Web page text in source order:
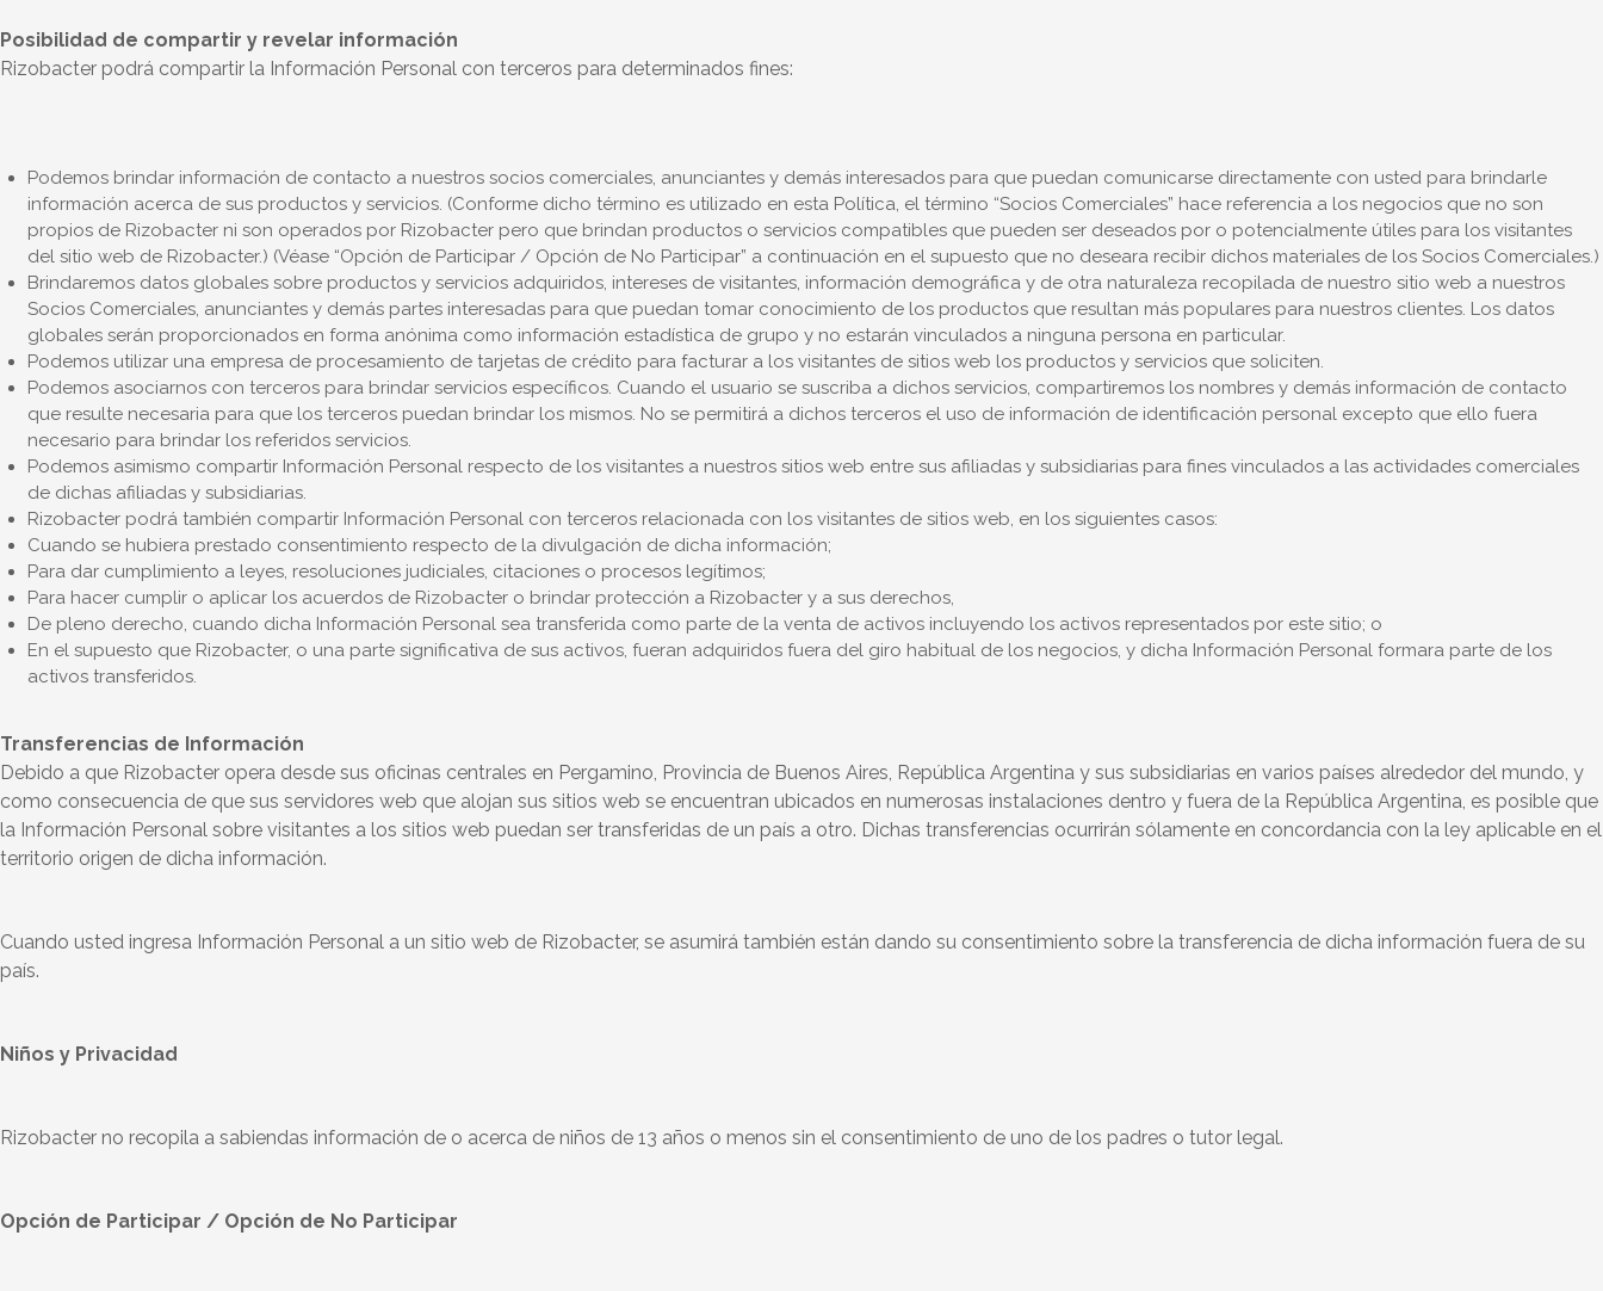
Posibilidad de compartir y revelar información
Rizobacter podrá compartir la Información Personal con terceros para determinados fines:
Podemos brindar información de contacto a nuestros socios comerciales, anunciantes y demás interesados para que puedan comunicarse directamente con usted para brindarle
información acerca de sus productos y servicios. (Conforme dicho término es utilizado en esta Política, el término “Socios Comerciales” hace referencia a los negocios que no son
propios de Rizobacter ni son operados por Rizobacter pero que brindan productos o servicios compatibles que pueden ser deseados por o potencialmente útiles para los visitantes
del sitio web de Rizobacter.) (Véase “Opción de Participar / Opción de No Participar” a continuación en el supuesto que no deseara recibir dichos materiales de los Socios Comerciales.)
Brindaremos datos globales sobre productos y servicios adquiridos, intereses de visitantes, información demográfica y de otra naturaleza recopilada de nuestro sitio web a nuestros
Socios Comerciales, anunciantes y demás partes interesadas para que puedan tomar conocimiento de los productos que resultan más populares para nuestros clientes. Los datos
globales serán proporcionados en forma anónima como información estadística de grupo y no estarán vinculados a ninguna persona en particular.
Podemos utilizar una empresa de procesamiento de tarjetas de crédito para facturar a los visitantes de sitios web los productos y servicios que soliciten.
Podemos asociarnos con terceros para brindar servicios específicos. Cuando el usuario se suscriba a dichos servicios, compartiremos los nombres y demás información de contacto
que resulte necesaria para que los terceros puedan brindar los mismos. No se permitirá a dichos terceros el uso de información de identificación personal excepto que ello fuera
necesario para brindar los referidos servicios.
Podemos asimismo compartir Información Personal respecto de los visitantes a nuestros sitios web entre sus afiliadas y subsidiarias para fines vinculados a las actividades comerciales
de dichas afiliadas y subsidiarias.
Rizobacter podrá también compartir Información Personal con terceros relacionada con los visitantes de sitios web, en los siguientes casos:
Cuando se hubiera prestado consentimiento respecto de la divulgación de dicha información;
Para dar cumplimiento a leyes, resoluciones judiciales, citaciones o procesos legítimos;
Para hacer cumplir o aplicar los acuerdos de Rizobacter o brindar protección a Rizobacter y a sus derechos,
De pleno derecho, cuando dicha Información Personal sea transferida como parte de la venta de activos incluyendo los activos representados por este sitio; o
En el supuesto que Rizobacter, o una parte significativa de sus activos, fueran adquiridos fuera del giro habitual de los negocios, y dicha Información Personal formara parte de los
activos transferidos.
Transferencias de Información
Debido a que Rizobacter opera desde sus oficinas centrales en Pergamino, Provincia de Buenos Aires, República Argentina y sus subsidiarias en varios países alrededor del mundo, y
como consecuencia de que sus servidores web que alojan sus sitios web se encuentran ubicados en numerosas instalaciones dentro y fuera de la República Argentina, es posible que
la Información Personal sobre visitantes a los sitios web puedan ser transferidas de un país a otro. Dichas transferencias ocurrirán sólamente en concordancia con la ley aplicable en el
territorio origen de dicha información.
Cuando usted ingresa Información Personal a un sitio web de Rizobacter, se asumirá también están dando su consentimiento sobre la transferencia de dicha información fuera de su
país.
Niños y Privacidad
Rizobacter no recopila a sabiendas información de o acerca de niños de 13 años o menos sin el consentimiento de uno de los padres o tutor legal.
Opción de Participar / Opción de No Participar